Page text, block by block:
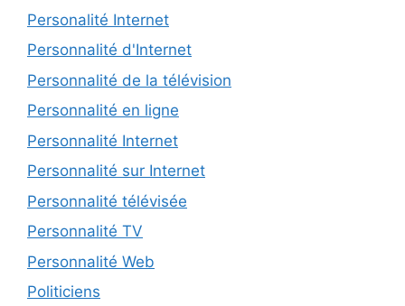
Personalité Internet
Personnalité d'Internet
Personnalité de la télévision
Personnalité en ligne
Personnalité Internet
Personnalité sur Internet
Personnalité télévisée
Personnalité TV
Personnalité Web
Politiciens